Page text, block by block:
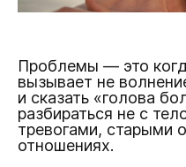
Проблемы — это
вызывает не
и сказать «голова
разбираться не с
тревогами, старыми
отношениях.